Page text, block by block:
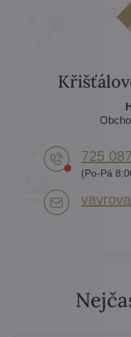
725
(Po-Pá